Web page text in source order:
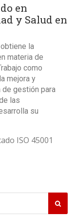
en
y Salud en
obtiene la
materia de
como
mejora y
gestión para
las
su
ISO 45001